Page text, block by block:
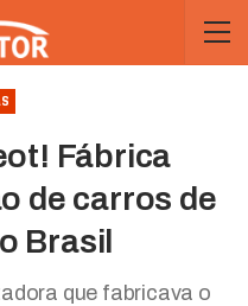
Fábrica
de carros de
Brasil
que fabricava o